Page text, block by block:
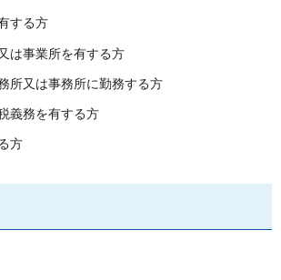
する方
は事業所を有する方
所又は事務所に勤務する方
義務を有する方
方